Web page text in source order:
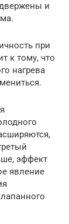
и
при
к тому, что
нагрева
эффект
явление